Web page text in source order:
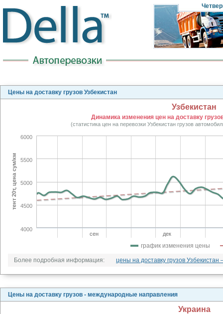
Цены на доставку грузов Узбекистан
Узбекистан
Динамика изменения цен на доставку
(статистика цен на перевозки Узбекистан грузов
график изменения цены
сен дек
4000
4500
5000
5500
6000
тент 20т, цена сум/км
Более подробная информация: цены на доставку грузов Узбекистан
Цены на доставку грузов - международные направления
Украина